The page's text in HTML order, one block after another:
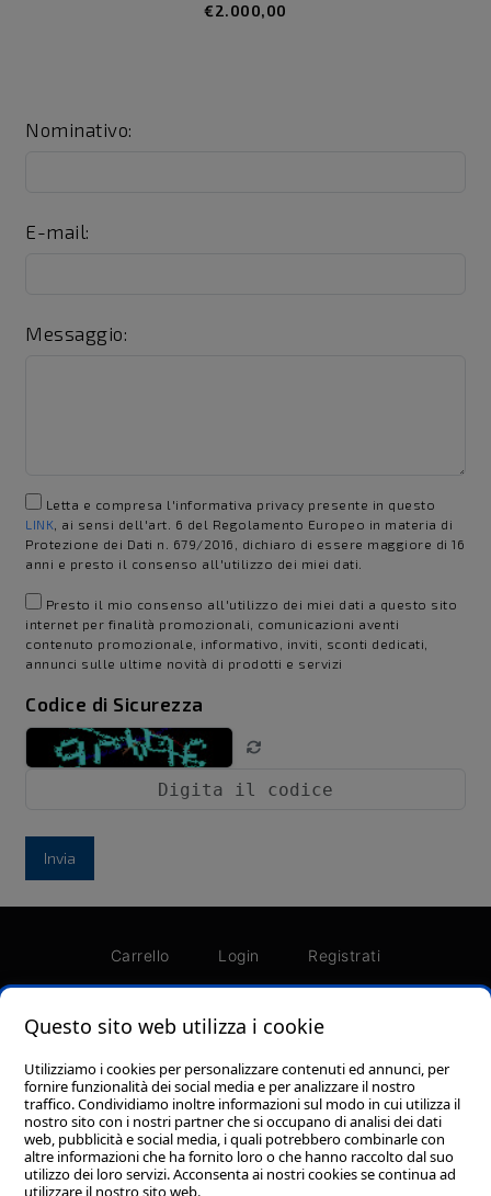
€2.000,00
Nominativo:
E-mail:
Messaggio:
Letta e compresa l'informativa privacy presente in questo
LINK , ai sensi dell'art. 6 del Regolamento Europeo in materia di
Protezione dei Dati n. 679/2016, dichiaro di essere maggiore di 16
anni e presto il consenso all'utilizzo dei miei dati.
Presto il mio consenso all'utilizzo dei miei dati a questo sito
internet per finalità promozionali, comunicazioni aventi
contenuto promozionale, informativo, inviti, sconti dedicati,
annunci sulle ultime novità di prodotti e servizi
Codice di Sicurezza
Invia
Carrello Login Registrati
Foresi Srl - Via Piero Gobetti, 110 - Zona Ind.le A,
62012 Civitanova Marche (MC) P.I. 01693510438
Cookie policy
Questo sito web utilizza i cookie
Utilizziamo i cookies per personalizzare contenuti ed annunci, per
fornire funzionalità dei social media e per analizzare il nostro
traffico. Condividiamo inoltre informazioni sul modo in cui utilizza il
nostro sito con i nostri partner che si occupano di analisi dei dati
web, pubblicità e social media, i quali potrebbero combinarle con
altre informazioni che ha fornito loro o che hanno raccolto dal suo
utilizzo dei loro servizi. Acconsenta ai nostri cookies se continua ad
utilizzare il nostro sito web.